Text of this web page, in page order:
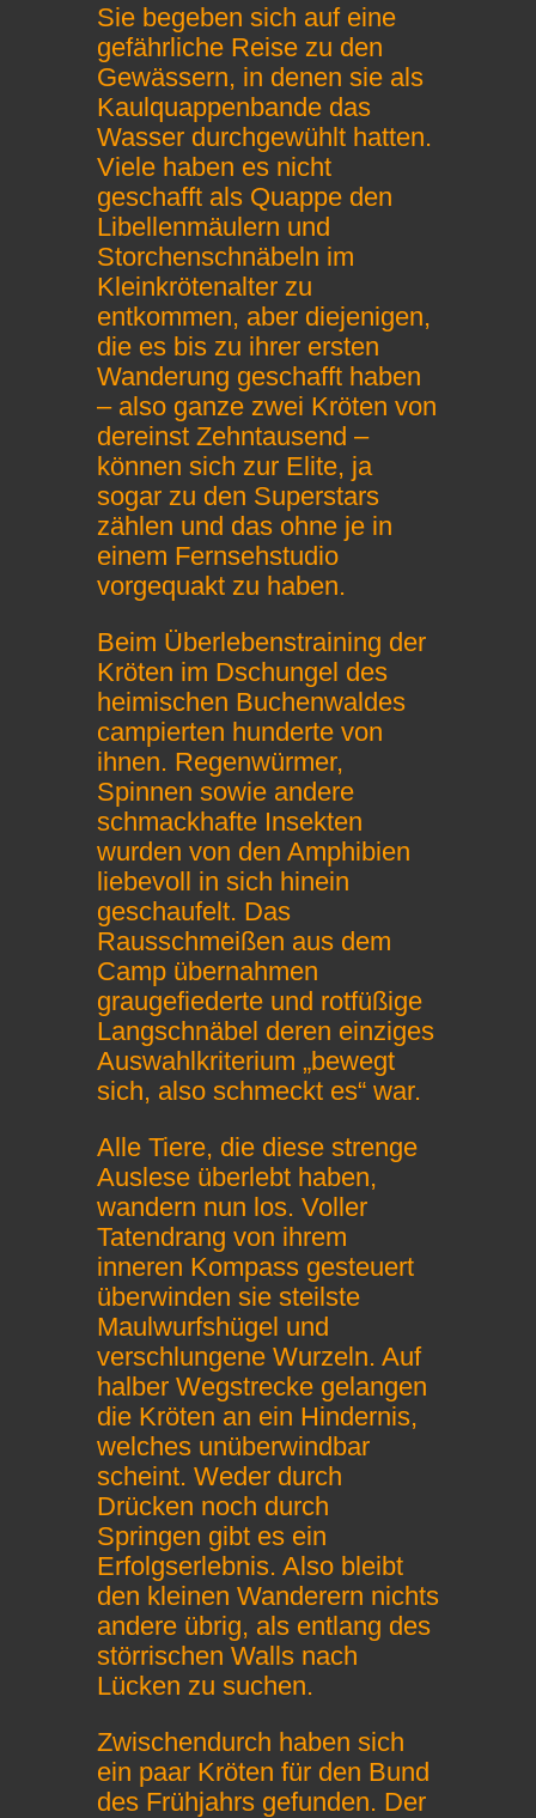
Sie begeben sich auf eine
gefährliche Reise zu den
Gewässern, in denen sie als
Kaulquappenbande das
Wasser durchgewühlt hatten.
Viele haben es nicht
geschafft als Quappe den
Libellenmäulern und
Storchenschnäbeln im
Kleinkrötenalter zu
entkommen, aber diejenigen,
die es bis zu ihrer ersten
Wanderung geschafft haben
– also ganze zwei Kröten von
dereinst Zehntausend –
können sich zur Elite, ja
sogar zu den Superstars
zählen und das ohne je in
einem Fernsehstudio
vorgequakt zu haben.
Beim Überlebenstraining der
Kröten im Dschungel des
heimischen Buchenwaldes
campierten hunderte von
ihnen. Regenwürmer,
Spinnen sowie andere
schmackhafte Insekten
wurden von den Amphibien
liebevoll in sich hinein
geschaufelt. Das
Rausschmeißen aus dem
Camp übernahmen
graugefiederte und rotfüßige
Langschnäbel deren einziges
Auswahlkriterium „bewegt
sich, also schmeckt es“ war.
Alle Tiere, die diese strenge
Auslese überlebt haben,
wandern nun los. Voller
Tatendrang von ihrem
inneren Kompass gesteuert
überwinden sie steilste
Maulwurfshügel und
verschlungene Wurzeln. Auf
halber Wegstrecke gelangen
die Kröten an ein Hindernis,
welches unüberwindbar
scheint. Weder durch
Drücken noch durch
Springen gibt es ein
Erfolgserlebnis. Also bleibt
den kleinen Wanderern nichts
andere übrig, als entlang des
störrischen Walls nach
Lücken zu suchen.
Zwischendurch haben sich
ein paar Kröten für den Bund
des Frühjahrs gefunden. Der